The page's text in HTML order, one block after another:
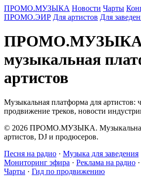
ПРОМО.МУЗЫКА Новости Чарты
ПРОМО.ЭИР Для артистов Для
музыкальная
артистов
Музыкальная платформа для артистов:
продвижение треков, новости
© 2026 ПРОМО.МУЗЫКА. Музыкальная
артистов, DJ и продюсеров.
Песня на радио · Музыка для заведения
Мониторинг эфира · Реклама на радио ·
Чарты · Гид по продвижению